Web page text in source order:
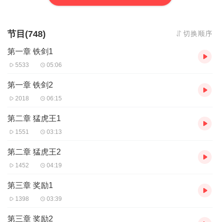
节目(748) 切换顺序
第一章 铁剑1
5533 05:06
第一章 铁剑2
2018 06:15
第二章 猛虎王1
1551 03:13
第二章 猛虎王2
1452 04:19
第三章 奖励1
1398 03:39
第三章 奖励2